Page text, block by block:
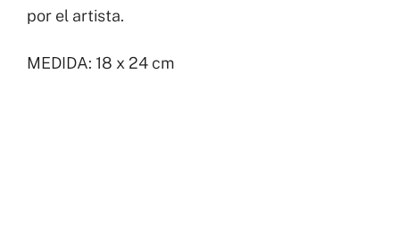
por el artista.
MEDIDA: 18 x 24 cm